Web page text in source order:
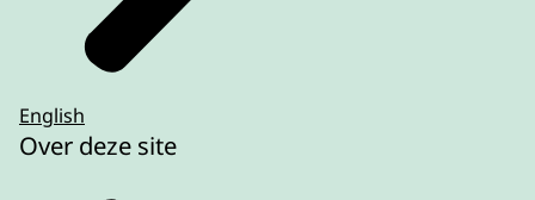
English
Over deze site